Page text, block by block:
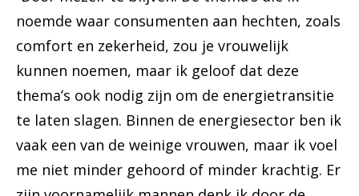
noemde waar consumenten aan hechten, zoals
comfort en zekerheid, zou je vrouwelijk
kunnen noemen, maar ik geloof dat deze
thema’s ook nodig zijn om de energietransitie
te laten slagen. Binnen de energiesector ben ik
vaak een van de weinige vrouwen, maar ik voel
me niet minder gehoord of minder krachtig. Er